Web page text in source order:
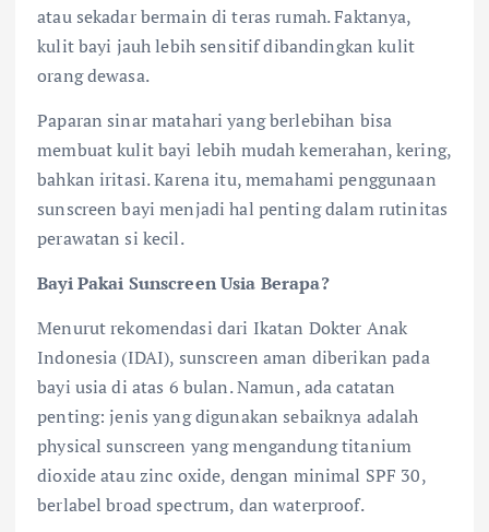
atau sekadar bermain di teras rumah. Faktanya,
kulit bayi jauh lebih sensitif dibandingkan kulit
orang dewasa.
Paparan sinar matahari yang berlebihan bisa
membuat kulit bayi lebih mudah kemerahan, kering,
bahkan iritasi. Karena itu, memahami penggunaan
sunscreen bayi menjadi hal penting dalam rutinitas
perawatan si kecil.
Bayi Pakai Sunscreen Usia Berapa?
Menurut rekomendasi dari Ikatan Dokter Anak
Indonesia (IDAI), sunscreen aman diberikan pada
bayi usia di atas 6 bulan. Namun, ada catatan
penting: jenis yang digunakan sebaiknya adalah
physical sunscreen yang mengandung titanium
dioxide atau zinc oxide, dengan minimal SPF 30,
berlabel broad spectrum, dan waterproof.